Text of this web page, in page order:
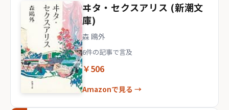
ヰタ・セクスアリス (新潮文
庫)
森 鴎外
6件の記事で言及
￥506
Amazonで見る →